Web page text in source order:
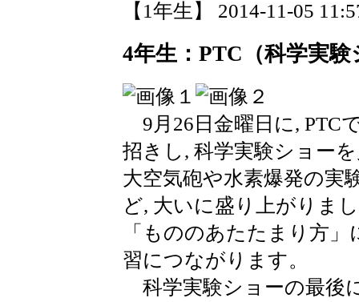
【1年生】 2014-11-05
4年生：PTC（科学実験
9月26日金曜日に, PTC
招きし, 科学実験ショー
大空気砲や水素爆発の実
ど, 大いに盛り上がりま
「もののあたたまり方
習につながります。
科学実験ショーの最後